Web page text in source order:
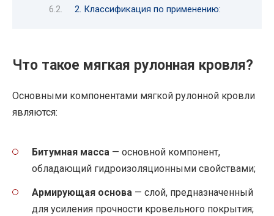
2. Классификация по применению:
Что такое мягкая рулонная кровля?
Основными компонентами мягкой рулонной кровли
являются:
Битумная масса — основной компонент,
обладающий гидроизоляционными свойствами;
Армирующая основа — слой, предназначенный
для усиления прочности кровельного покрытия;